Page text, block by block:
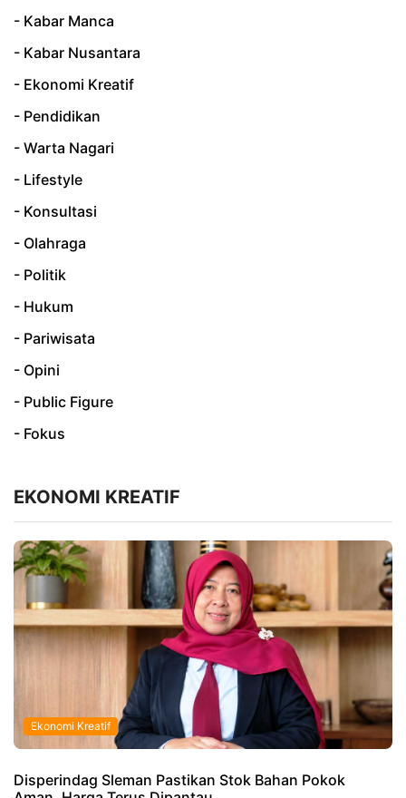
- Kabar Manca
- Kabar Nusantara
- Ekonomi Kreatif
- Pendidikan
- Warta Nagari
- Lifestyle
- Konsultasi
- Olahraga
- Politik
- Hukum
- Pariwisata
- Opini
- Public Figure
- Fokus
EKONOMI KREATIF
Ekonomi Kreatif
Disperindag Sleman Pastikan Stok Bahan Pokok